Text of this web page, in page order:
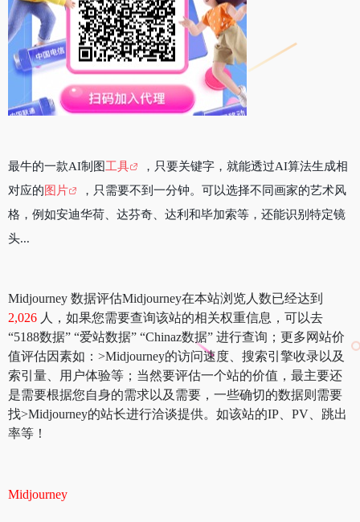
最牛的一款AI制图 工具
，只要关键字，就能透过AI算法生成相
对应的 图片
，只需要不到一分钟。可以选择不同画家的艺术风
格，例如安迪华荷、达芬奇、达利和毕加索等，还能识别特定镜
头...
Midjourney 数据评估Midjourney在本站浏览人数已经达到
2,026 人，如果您需要查询该站的相关权重信息，可以去
“5188数据” “爱站数据” “Chinaz数据” 进行查询；更多网站价
值评估因素如：>Midjourney的访问速度、搜索引擎收录以及
索引量、用户体验等；当然要评估一个站的价值，最主要还
是需要根据您自身的需求以及需要，一些确切的数据则需要
找>Midjourney的站长进行洽谈提供。如该站的IP、PV、跳出
率等！
Midjourney